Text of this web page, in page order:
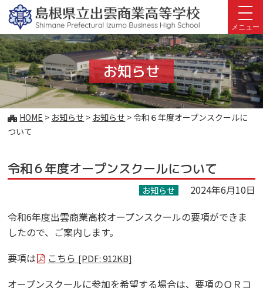
このページの本文へ
メニュー
お知らせ
こ
の
ジ
の
HOME > お知らせ > お知らせ >令和６年度オープンスクールに
ついて
令和６年度オープンスクールについて
お知らせ
2024年6月10日
令和6年度出雲商業高校オープンスクールの要項ができま
したので、ご案内します。
要項は
こちら [PDF: 912KB]
オープンスクールに参加を希望する場合は、要項のＱＲコ